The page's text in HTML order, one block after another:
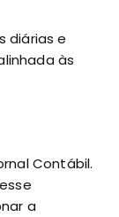
diárias e
às
Contábil.
a